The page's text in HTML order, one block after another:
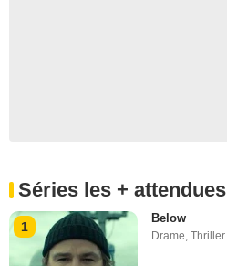
Séries les + attendues
1
Below
Drame,Thriller